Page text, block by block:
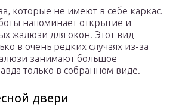
которые не имеют в себе каркас.
напоминает открытие и
жалюзи для окон. Этот вид
в очень редких случаях из-за
занимают большое
только в собранном виде.
двери